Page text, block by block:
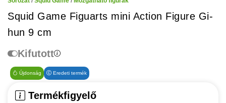
Squid Game Figuarts mini Action Figure Gi-
hun 9 cm
Kifutott
Újdonság Eredeti termék
Termékfigyelő